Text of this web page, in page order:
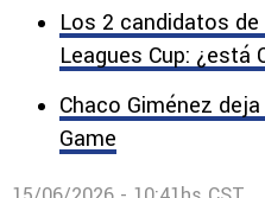
Los 2 candidatos
Leagues Cup: ¿está
Chaco Giménez
Game